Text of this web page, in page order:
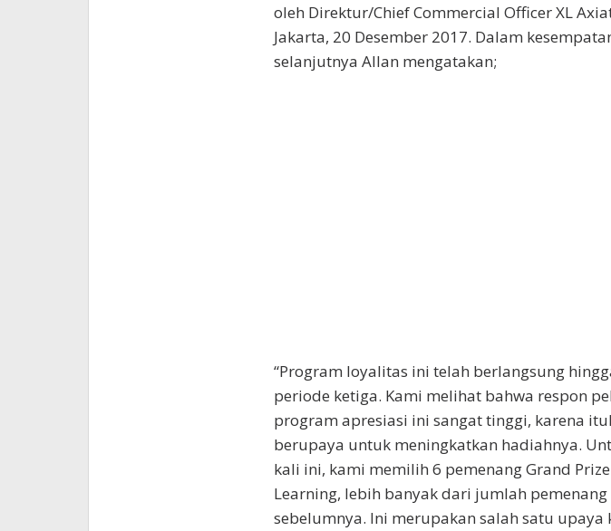
oleh Direktur/Chief Commercial Officer XL
Jakarta, 20 Desember 2017. Dalam
selanjutnya Allan mengatakan;
“Program loyalitas ini telah berlangsung
periode ketiga. Kami melihat bahwa respon
program apresiasi ini sangat tinggi, karena
berupaya untuk meningkatkan hadiahnya.
kali ini, kami memilih 6 pemenang Grand
Learning, lebih banyak dari jumlah
sebelumnya. Ini merupakan salah satu upaya